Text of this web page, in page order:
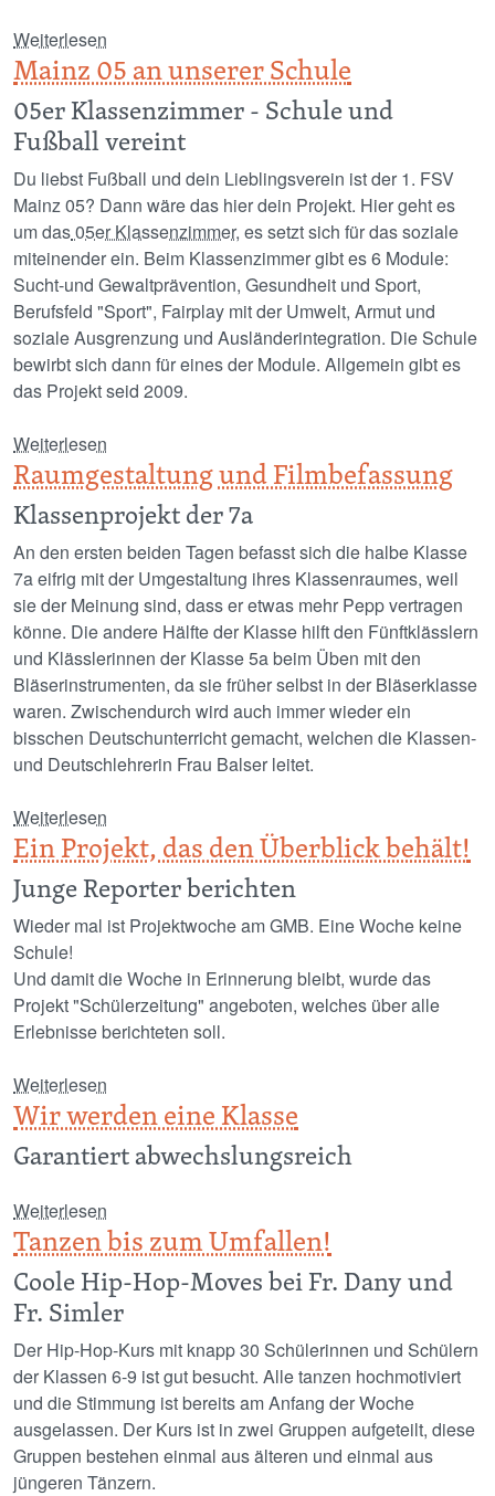
Weiterlesen
Mainz 05 an unserer Schule
05er Klassenzimmer - Schule und
Fußball vereint
Du liebst Fußball und dein Lieblingsverein ist der 1. FSV
Mainz 05? Dann wäre das hier dein Projekt. Hier geht es
um das05er Klassenzimmer, es setzt sich für das soziale
miteinender ein. Beim Klassenzimmer gibt es 6 Module:
Sucht-und Gewaltprävention, Gesundheit und Sport,
Berufsfeld "Sport", Fairplay mit der Umwelt, Armut und
soziale Ausgrenzung und Ausländerintegration. Die Schule
bewirbt sich dann für eines der Module. Allgemein gibt es
das Projekt seid 2009.
Weiterlesen
Raumgestaltung und Filmbefassung
Klassenprojekt der 7a
An den ersten beiden Tagen befasst sich die halbe Klasse
7a eifrig mit der Umgestaltung ihres Klassenraumes, weil
sie der Meinung sind, dass er etwas mehr Pepp vertragen
könne. Die andere Hälfte der Klasse hilft den Fünftklässlern
und Klässlerinnen der Klasse 5a beim Üben mit den
Bläserinstrumenten, da sie früher selbst in der Bläserklasse
waren. Zwischendurch wird auch immer wieder ein
bisschen Deutschunterricht gemacht, welchen die Klassen-
und Deutschlehrerin Frau Balser leitet.
Weiterlesen
Ein Projekt, das den Überblick behält!
Junge Reporter berichten
Wieder mal ist Projektwoche am GMB. Eine Woche keine
Schule!
Und damit die Woche in Erinnerung bleibt, wurde das
Projekt "Schülerzeitung" angeboten, welches über alle
Erlebnisse berichteten soll.
Weiterlesen
Wir werden eine Klasse
Garantiert abwechslungsreich
Weiterlesen
Tanzen bis zum Umfallen!
Coole Hip-Hop-Moves bei Fr. Dany und
Fr. Simler
Der Hip-Hop-Kurs mit knapp 30 Schülerinnen und Schülern
der Klassen 6-9 ist gut besucht. Alle tanzen hochmotiviert
und die Stimmung ist bereits am Anfang der Woche
ausgelassen. Der Kurs ist in zwei Gruppen aufgeteilt, diese
Gruppen bestehen einmal aus älteren und einmal aus
jüngeren Tänzern.